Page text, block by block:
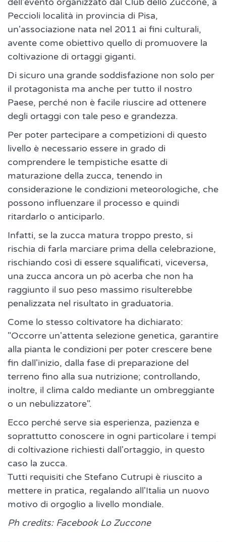
Peccioli località in provincia di Pisa,
un'associazione nata nel 2011 ai fini culturali,
avente come obiettivo quello di promuovere la
coltivazione di ortaggi giganti.
Di sicuro una grande soddisfazione non solo per
il protagonista ma anche per tutto il nostro
Paese, perché non è facile riuscire ad ottenere
degli ortaggi con tale peso e grandezza.
Per poter partecipare a competizioni di questo
livello è necessario essere in grado di
comprendere le tempistiche esatte di
maturazione della zucca, tenendo in
considerazione le condizioni meteorologiche, che
possono influenzare il processo e quindi
ritardarlo o anticiparlo.
Infatti, se la zucca matura troppo presto, si
rischia di farla marciare prima della celebrazione,
rischiando così di essere squalificati, viceversa,
una zucca ancora un pò acerba che non ha
raggiunto il suo peso massimo risulterebbe
penalizzata nel risultato in graduatoria.
Come lo stesso coltivatore ha dichiarato:
"Occorre un'attenta selezione genetica, garantire
alla pianta le condizioni per poter crescere bene
fin dall'inizio, dalla fase di preparazione del
terreno fino alla sua nutrizione; controllando,
inoltre, il clima caldo mediante un ombreggiante
o un nebulizzatore".
Ecco perché serve sia esperienza, pazienza e
soprattutto conoscere in ogni particolare i tempi
di coltivazione richiesti dall'ortaggio, in questo
caso la zucca.
Tutti requisiti che Stefano Cutrupi è riuscito a
mettere in pratica, regalando all'Italia un nuovo
motivo di orgoglio a livello mondiale.
Ph credits: Facebook Lo Zuccone